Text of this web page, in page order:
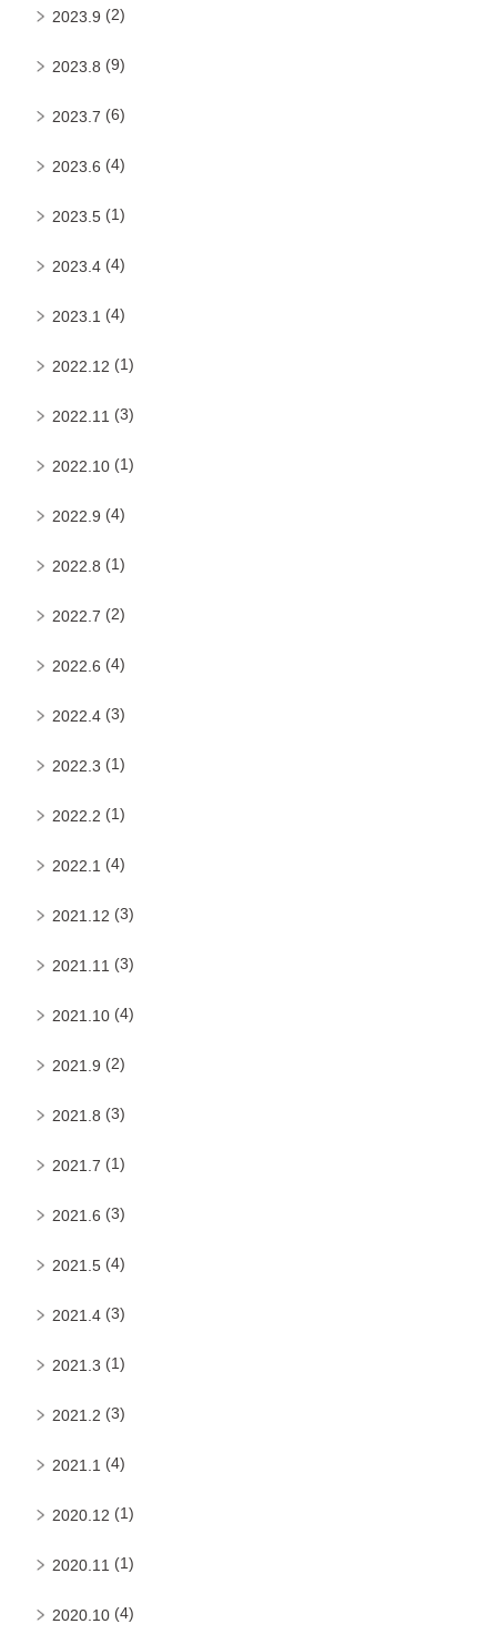
2023.9 (2)
2023.8 (9)
2023.7 (6)
2023.6 (4)
2023.5 (1)
2023.4 (4)
2023.1 (4)
2022.12 (1)
2022.11 (3)
2022.10 (1)
2022.9 (4)
2022.8 (1)
2022.7 (2)
2022.6 (4)
2022.4 (3)
2022.3 (1)
2022.2 (1)
2022.1 (4)
2021.12 (3)
2021.11 (3)
2021.10 (4)
2021.9 (2)
2021.8 (3)
2021.7 (1)
2021.6 (3)
2021.5 (4)
2021.4 (3)
2021.3 (1)
2021.2 (3)
2021.1 (4)
2020.12 (1)
2020.11 (1)
2020.10 (4)